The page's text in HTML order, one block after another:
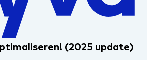
(2025 update)